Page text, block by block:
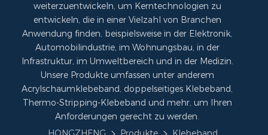
weiterzuentwickeln, um Kerntechnologien zu
entwickeln, die in einer Vielzahl von Branchen
Anwendung finden, beispielsweise in der Elektronik,
Automobilindustrie, im Wohnungsbau, in der
Infrastruktur, im Umweltbereich und in der Medizin.
Unsere Produkte umfassen unter anderem
Acrylschaumklebeband, doppelseitiges Klebeband,
Thermo-Stripping-Klebeband und mehr, um Ihren
Anforderungen gerecht zu werden.